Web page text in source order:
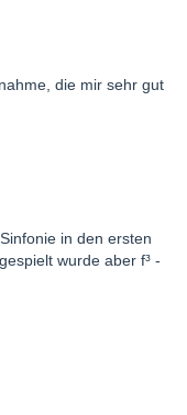
die mir sehr gut
in den ersten
wurde aber f³ -